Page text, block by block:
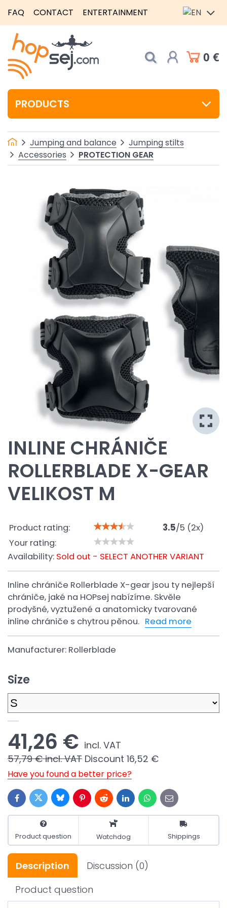
FAQ CONTACT ENTERTAINMENT
0 €
PRODUCTS
Jumping and balance
Jumping stilts
Accessories
PROTECTION GEAR
INLINE CHRÁNIČE
ROLLERBLADE X-GEAR
VELIKOST M
Product rating: 3.5/5 (2x)
Your rating:
Availability: Sold out - SELECT ANOTHER VARIANT
Inline chrániče Rollerblade X-gear jsou ty nejlepší
chrániče, jaké na HOPsej nabízíme. Skvěle
prodyšné, vyztužené a anatomicky tvarované
inline chrániče s chytrou pěnou. Read more
Manufacturer: Rollerblade
Size
41,26 € incl. VAT
57,79 € incl. VAT Discount 16,52 €
Have you found a better price?
FacebookTwitterBlueskyPinterestRedditLinkedInWhatsApp
E-
mail
Product question Watchdog Shippings
Description Discussion (0)
Product question